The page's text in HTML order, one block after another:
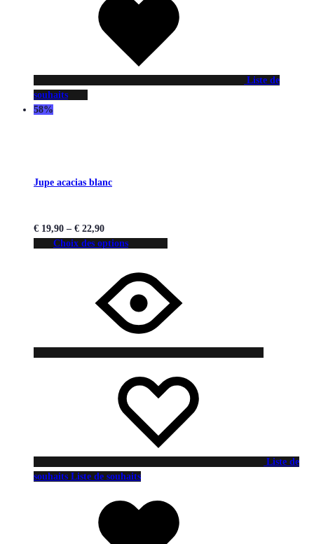
Liste de
souhaits
58%
Jupe acacias blanc
€ 19,90 – € 22,90
Choix des options
Liste de
souhaits Liste de souhaits